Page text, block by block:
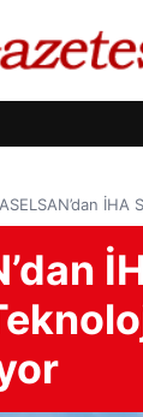
ASELSAN’dan